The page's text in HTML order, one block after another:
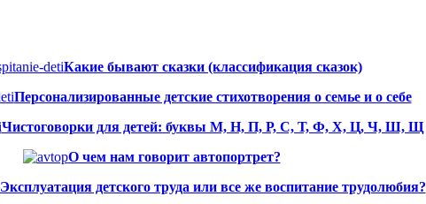
Какие бывают сказки (классификация сказок)
Персонализированные детские стихотворения о семье и о себе
Чистоговорки для детей: буквы М, Н, П, Р, С, Т, Ф, Х, Ц, Ч, Ш, Щ
О чем нам говорит автопортрет?
Эксплуатация детского труда или все же воспитание трудолюбия?